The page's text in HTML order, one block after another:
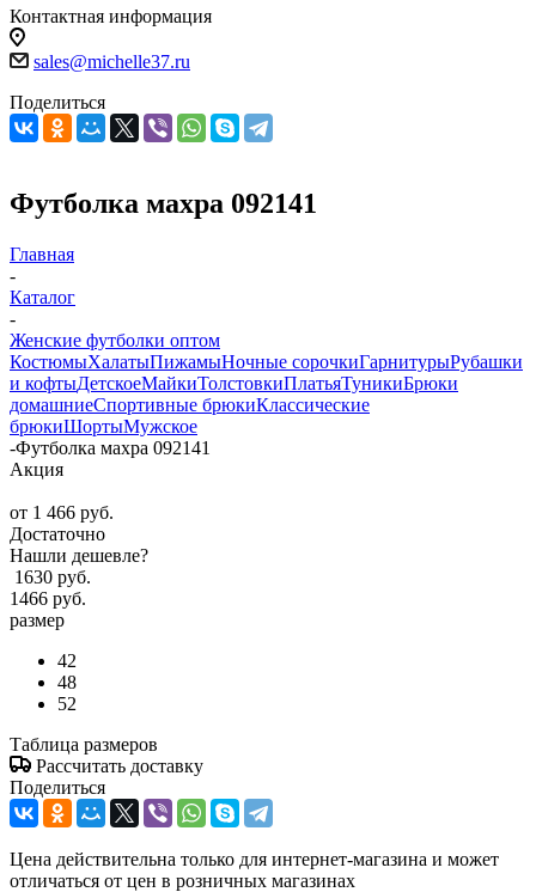
Контактная информация
sales@michelle37.ru
Поделиться
Футболка махра 092141
Главная
-
Каталог
-
Женские футболки оптом
КостюмыХалатыПижамыНочные сорочкиГарнитурыРубашки
и кофтыДетскоеМайкиТолстовкиПлатьяТуникиБрюки
домашниеСпортивные брюкиКлассические
брюкиШортыМужское
-Футболка махра 092141
Акция
от 1 466 руб.
Достаточно
Нашли дешевле?
1630 руб.
1466 руб.
размер
42
48
52
Таблица размеров
Рассчитать доставку
Поделиться
Цена действительна только для интернет-магазина и может
отличаться от цен в розничных магазинах